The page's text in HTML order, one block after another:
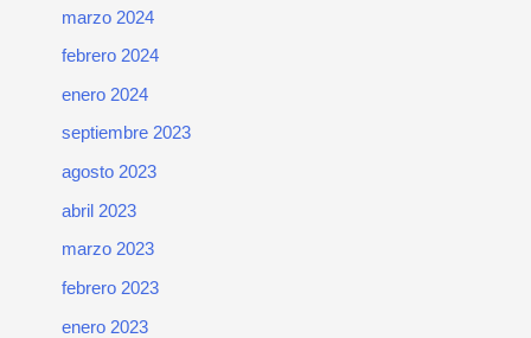
marzo 2024
febrero 2024
enero 2024
septiembre 2023
agosto 2023
abril 2023
marzo 2023
febrero 2023
enero 2023